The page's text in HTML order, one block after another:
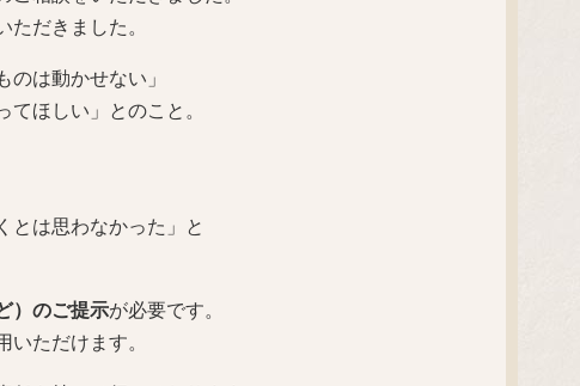
だきました。
は動かせない」
てほしい」とのこと。
とは思わなかった」と
）のご提示が必要です。
ただけます。